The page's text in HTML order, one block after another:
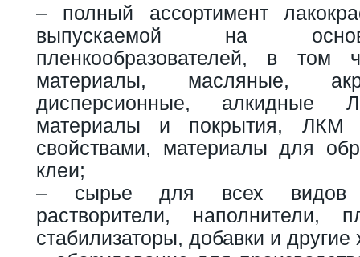
– полный ассортимент
выпускаемой на
пленкообразователей, в том
материалы, масляные,
дисперсионные, алкидные
материалы и покрытия, ЛКМ
свойствами, материалы для
клеи;
– сырье для всех видов
растворители, наполнители,
стабилизаторы, добавки и другие